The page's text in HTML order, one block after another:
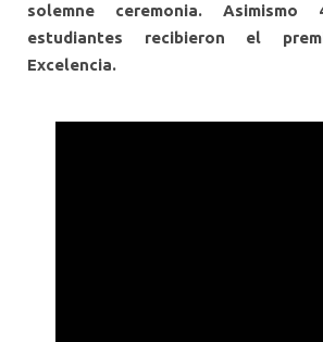
solemne ceremonia.
estudiantes recibieron el
Excelencia.